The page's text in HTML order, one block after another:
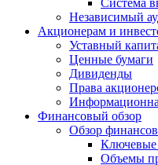
Система
Независимый
Акционерам и
Уставный
Ценные бумаги
Дивиденды
Права
Финансовый обзор
Обзор
Ключевые
Объемы